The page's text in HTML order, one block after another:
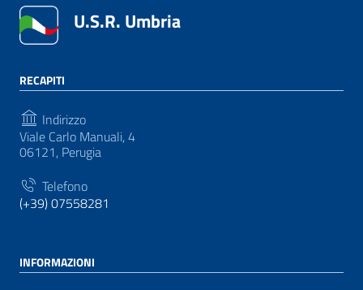
U.S.R. Umbria
RECAPITI
Indirizzo
Viale Carlo Manuali, 4
06121, Perugia
Telefono
(+39) 07558281
INFORMAZIONI